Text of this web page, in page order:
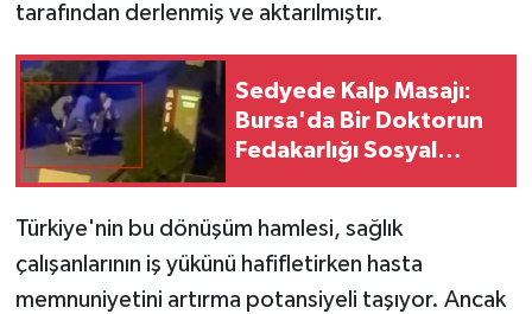
tarafından derlenmiş ve aktarılmıştır.
Sedyede Kalp Masajı:
Bursa'da Bir Doktorun
Fedakarlığı Sosyal
Türkiye'nin bu dönüşüm hamlesi, sağlık
çalışanlarının iş yükünü hafifletirken hasta
memnuniyetini artırma potansiyeli taşıyor. Ancak